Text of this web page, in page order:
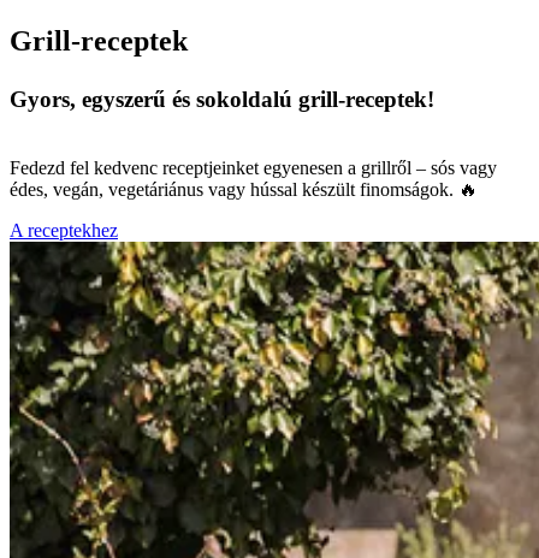
Grill-receptek
Gyors, egyszerű és sokoldalú grill-receptek!
Fedezd fel kedvenc receptjeinket egyenesen a grillről – sós vagy
édes, vegán, vegetáriánus vagy hússal készült finomságok. 🔥
A receptekhez